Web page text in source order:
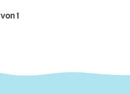
von 1